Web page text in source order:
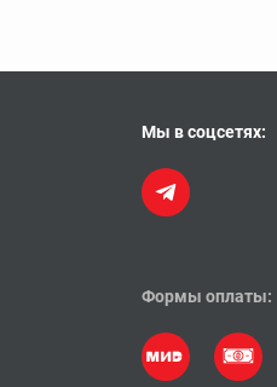
Мы в соцсетях:
Формы оплаты: